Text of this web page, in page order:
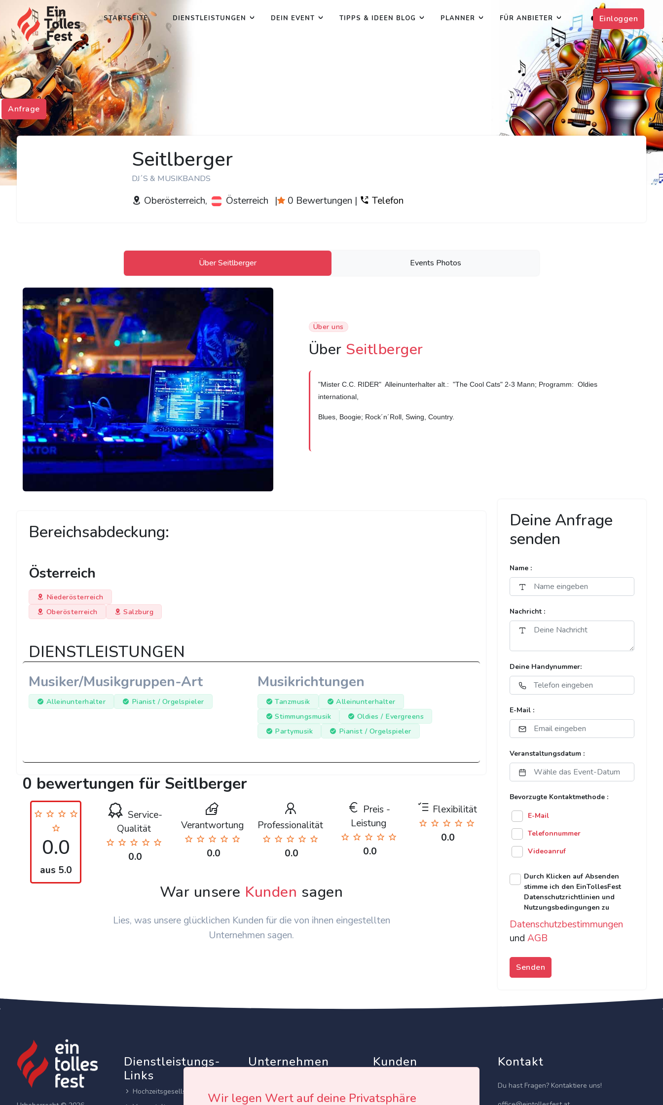
Einloggen
STARTSEITE DIENSTLEISTUNGEN DEIN EVENT TIPPS & IDEEN BLOG PLANNER FÜR ANBIETER
Seitlberger
DJ´S & MUSIKBANDS
Oberösterreich, Österreich | 0 Bewertungen | Telefon
Über Seitlberger Events Photos
Über uns
Über Seitlberger
"Mister C.C. RIDER" Alleinunterhalter alt.: "The Cool Cats" 2-3 Mann; Programm: Oldies
international,
Blues, Boogie; Rock´n´Roll, Swing, Country.
Bereichsabdeckung:
Österreich
Niederösterreich
Oberösterreich
Salzburg
DIENSTLEISTUNGEN
Musiker/Musikgruppen-Art
Alleinunterhalter Pianist / Orgelspieler
Musikrichtungen
Tanzmusik
Alleinunterhalter
Stimmungsmusik
Oldies / Evergreens
Partymusik
Pianist / Orgelspieler
0 bewertungen für Seitlberger
0.0
aus 5.0
Service-
Qualität
0.0
Verantwortung
0.0
Professionalität
0.0
Preis -
Leistung
0.0
Flexibilität
0.0
War unsere Kunden sagen
Lies, was unsere glücklichen Kunden für die von ihnen eingestellten
Unternehmen sagen.
Deine Anfrage
senden
Name :
Nachricht :
Deine Handynummer:
E-Mail :
Veranstaltungsdatum :
Bevorzugte Kontaktmethode :
E-Mail
Telefonnummer
Videoanruf
Durch Klicken auf Absenden
stimme ich den EinTollesFest
Datenschutzrichtlinien und
Nutzungsbedingungen zu
Datenschutzbestimmungen
und AGB
Senden
Anfrage
Dienstleistungs-
Links
Hochzeitsgesellschaften
Unternehmen
Werben auf EinTollesFest
Kunden
Datenschutz
Kontakt
Du hast Fragen? Kontaktiere uns!
Wir legen Wert auf deine Privatsphäre